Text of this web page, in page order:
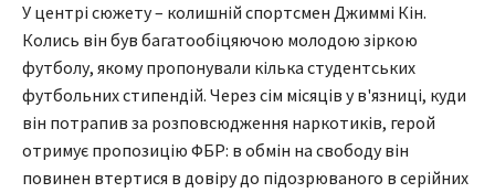
У центрі сюжету – колишній спортсмен Джиммі Кін.
Колись він був багатообіцяючою молодою зіркою
футболу, якому пропонували кілька студентських
футбольних стипендій. Через сім місяців у в'язниці, куди
він потрапив за розповсюдження наркотиків, герой
отримує пропозицію ФБР: в обмін на свободу він
повинен втертися в довіру до підозрюваного в серійних